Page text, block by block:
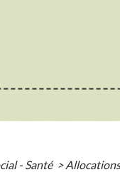
- Santé >